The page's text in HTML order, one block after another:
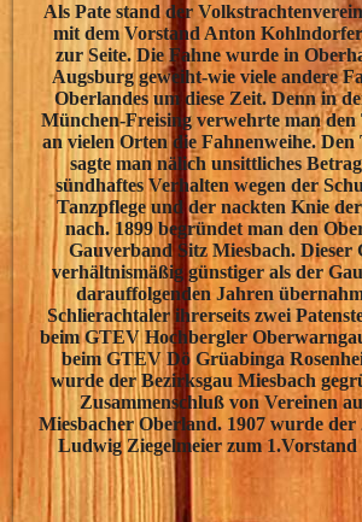
Als Pate stand der
mit dem Vorstand Anton
zur Seite. Die Fahne wurde in
Augsburg geweiht-wie viele andere
Oberlandes um diese Zeit. Denn in
München-Freising verwehrte man
an vielen Orten die Fahnenweihe.
sagte man nälich unsittliches
sündhaftes Verhalten wegen der
Tanzpflege und der nackten Knie
nach. 1899 begründet man den
Gauverband Sitz Miesbach. Dieser
verhältnismäßig günstiger als der
darauffolgenden Jahren
Schlierachtaler ihrerseits zwei
beim GTEV Hochbergler
beim GTEV Dö Grüabinga
wurde der Bezirksgau Miesbach
Zusammenschluß von Vereinen
Miesbacher Oberland. 1907 wurde der
Ludwig Ziegelmeier zum 1.Vorstand